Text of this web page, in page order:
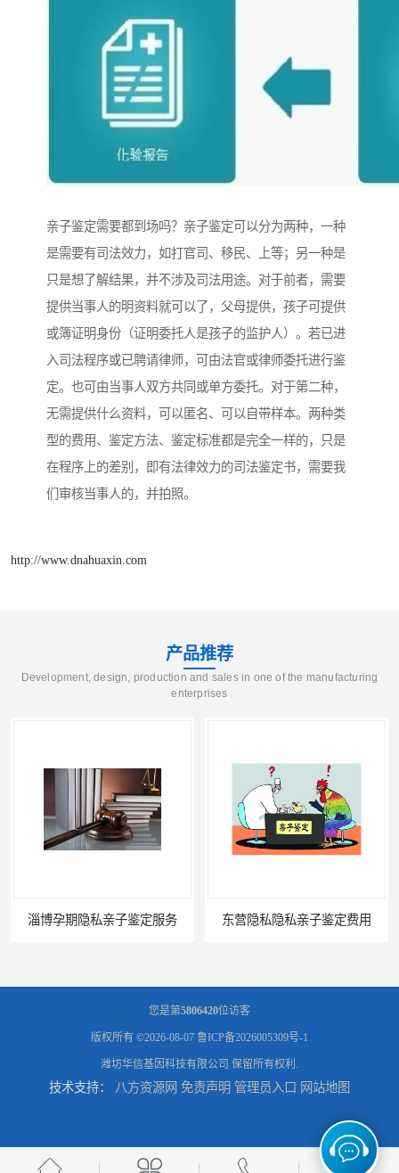
亲子鉴定需要都到场吗？亲子鉴定可以分为两种，一种
是需要有司法效力，如打官司、移民、上等；另一种是
只是想了解结果，并不涉及司法用途。对于前者，需要
提供当事人的明资料就可以了，父母提供，孩子可提供
或簿证明身份（证明委托人是孩子的监护人）。若已进
入司法程序或已聘请律师，可由法官或律师委托进行鉴
定。也可由当事人双方共同或单方委托。对于第二种，
无需提供什么资料，可以匿名、可以自带样本。两种类
型的费用、鉴定方法、鉴定标准都是完全一样的，只是
在程序上的差别，即有法律效力的司法鉴定书，需要我
们审核当事人的，并拍照。
http://www.dnahuaxin.com
产品推荐
Development, design, production and sales in one of the manufacturing
enterprises
淄博孕期隐私亲子鉴定服务 东营隐私隐私亲子鉴定费用
滨州无创隐私亲子鉴定费用 聊城正规隐私亲子鉴定价格
您是第5806420位访客
版权所有 ©2026-08-07 鲁ICP备2026005309号-1
潍坊华信基因科技有限公司 保留所有权利.
技术支持： 八方资源网 免责声明 管理员入口 网站地图